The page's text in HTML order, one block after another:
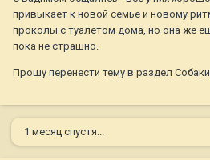
привыкает к новой семье и новому
проколы с туалетом дома, но она же
пока не страшно.
Прошу перенести тему в раздел
1 месяц спустя...